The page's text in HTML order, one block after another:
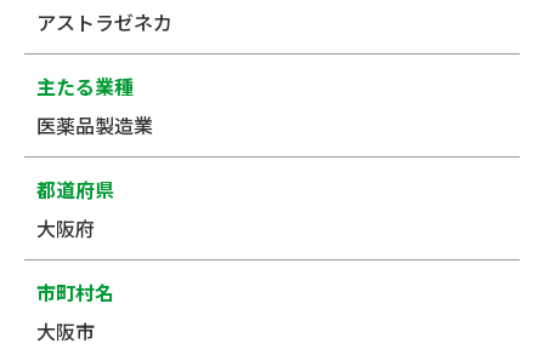
アストラゼネカ
主たる業種
医薬品製造業
都道府県
大阪府
市町村名
大阪市